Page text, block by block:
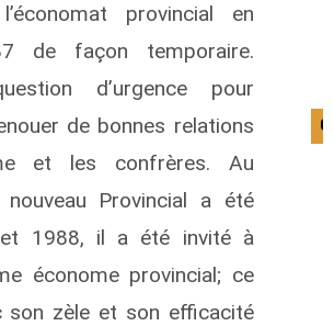
provincial en
de façon temporaire.
d’urgence pour
de bonnes relations
et les confrères. Au
Provincial a été
1988, il a été invité à
économe provincial; ce
son zèle et son efficacité